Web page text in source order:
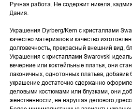
Ручная работа. Не содержит никеля,
Дания.
Украшения Dyrberg/Kern с кристаллами
качество материалов и качество
долговечность, прекрасный внешний вид,
Украшения с кристаллами Swarovski
вечерние или коктейльные платья, они
лаконичных, однотонных платьев, добавив
украшение достаточно сдержанно
деловыми костюмами или блузками, они
женственности, не нарушая делового